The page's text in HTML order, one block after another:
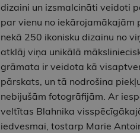
dizaini un izsmalcināti veidoti
par vienu no iekārojamākajām
nekā 250 ikonisku dizainu no
atklāj viņa unikālā
grāmata ir veidota kā
pārskats, un tā nodrošina
nebijušām fotogrāfijām. Ar
veltītas Blahnika
iedvesmai, tostarp Marie